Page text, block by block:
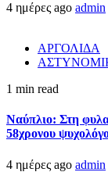
4 ημέρες ago admin
ΑΡΓΟΛΙΔΑ
1 min read
Ναύπλιο: Στη
58χρονου
4 ημέρες ago admin